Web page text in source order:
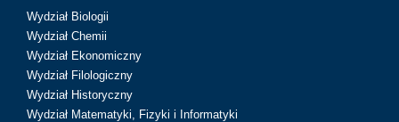
Wydział Biologii
Wydział Chemii
Wydział Ekonomiczny
Wydział Filologiczny
Wydział Historyczny
Wydział Matematyki, Fizyki i Informatyki